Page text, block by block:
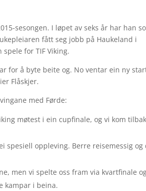
sesongen. I løpet av seks år har han
fått seg jobb på Haukeland i
for TIF Viking.
for å byte beite og. No ventar ein ny
Flåskjer.
med Førde:
møtest i ein cupfinale, og vi kom
spesiell oppleving. Berre reisemessig og
men vi spelte oss fram via kvartfinale
kampar i beina.